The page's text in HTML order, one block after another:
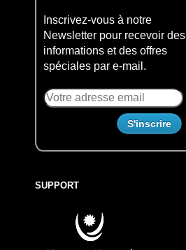
Inscrivez-vous à notre
Newsletter pour recevoir des
informations et des offres
spéciales par e-mail.
SUPPORT